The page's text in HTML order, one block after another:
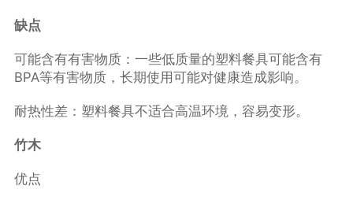
缺点
可能含有有害物质：一些低质量的塑料餐具可能含有
BPA等有害物质，长期使用可能对健康造成影响。
耐热性差：塑料餐具不适合高温环境，容易变形。
竹木
优点